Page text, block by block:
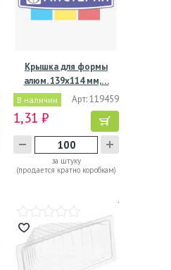
Крышка для формы
алюм. 139х114 мм,…
В наличии Арт: 119459
1,31 ₽
за штуку
(продается кратно коробкам)